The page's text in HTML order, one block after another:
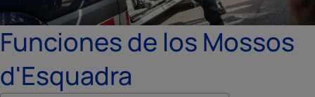
Funciones de los Mossos
d'Esquadra